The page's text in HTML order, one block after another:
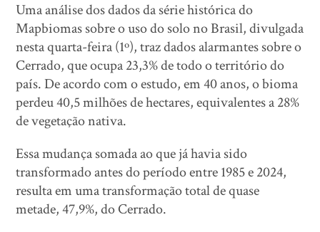
Uma análise dos dados da série histórica do
Mapbiomas sobre o uso do solo no Brasil, divulgada
nesta quarta-feira (1º), traz dados alarmantes sobre o
Cerrado, que ocupa 23,3% de todo o território do
país. De acordo com o estudo, em 40 anos, o bioma
perdeu 40,5 milhões de hectares, equivalentes a 28%
de vegetação nativa.
Essa mudança somada ao que já havia sido
transformado antes do período entre 1985 e 2024,
resulta em uma transformação total de quase
metade, 47,9%, do Cerrado.